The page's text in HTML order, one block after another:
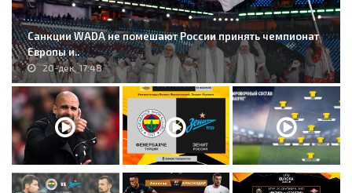
Санкции WADA не помешают России принять чемпионат
Европы и..
20-дек, 17:48